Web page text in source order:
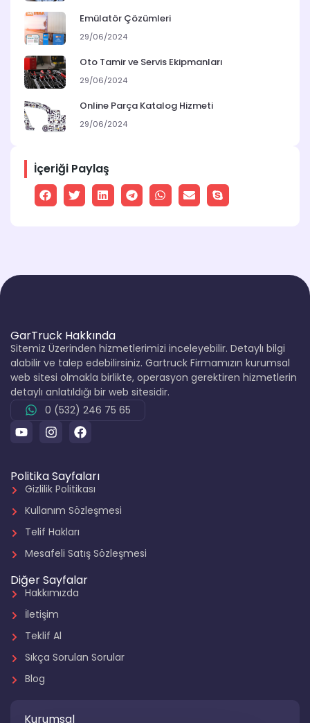
Emülatör Çözümleri
29/06/2024
Oto Tamir ve Servis Ekipmanları
29/06/2024
Online Parça Katalog Hizmeti
29/06/2024
İçeriği Paylaş
GarTruck Hakkında
Sitemiz Üzerinden hizmetlerimizi inceleyebilir. Detaylı bilgi
alabilir ve talep edebilirsiniz. Gartruck Firmamızın kurumsal
web sitesi olmakla birlikte, operasyon gerektiren hizmetlerin
detaylı anlatıldığı bir web sitesidir.
0 (532) 246 75 65
Politika Sayfaları
Gizlilik Politikası
Kullanım Sözleşmesi
Telif Hakları
Mesafeli Satış Sözleşmesi
Diğer Sayfalar
Hakkımızda
İletişim
Teklif Al
Sıkça Sorulan Sorular
Blog
Kurumsal